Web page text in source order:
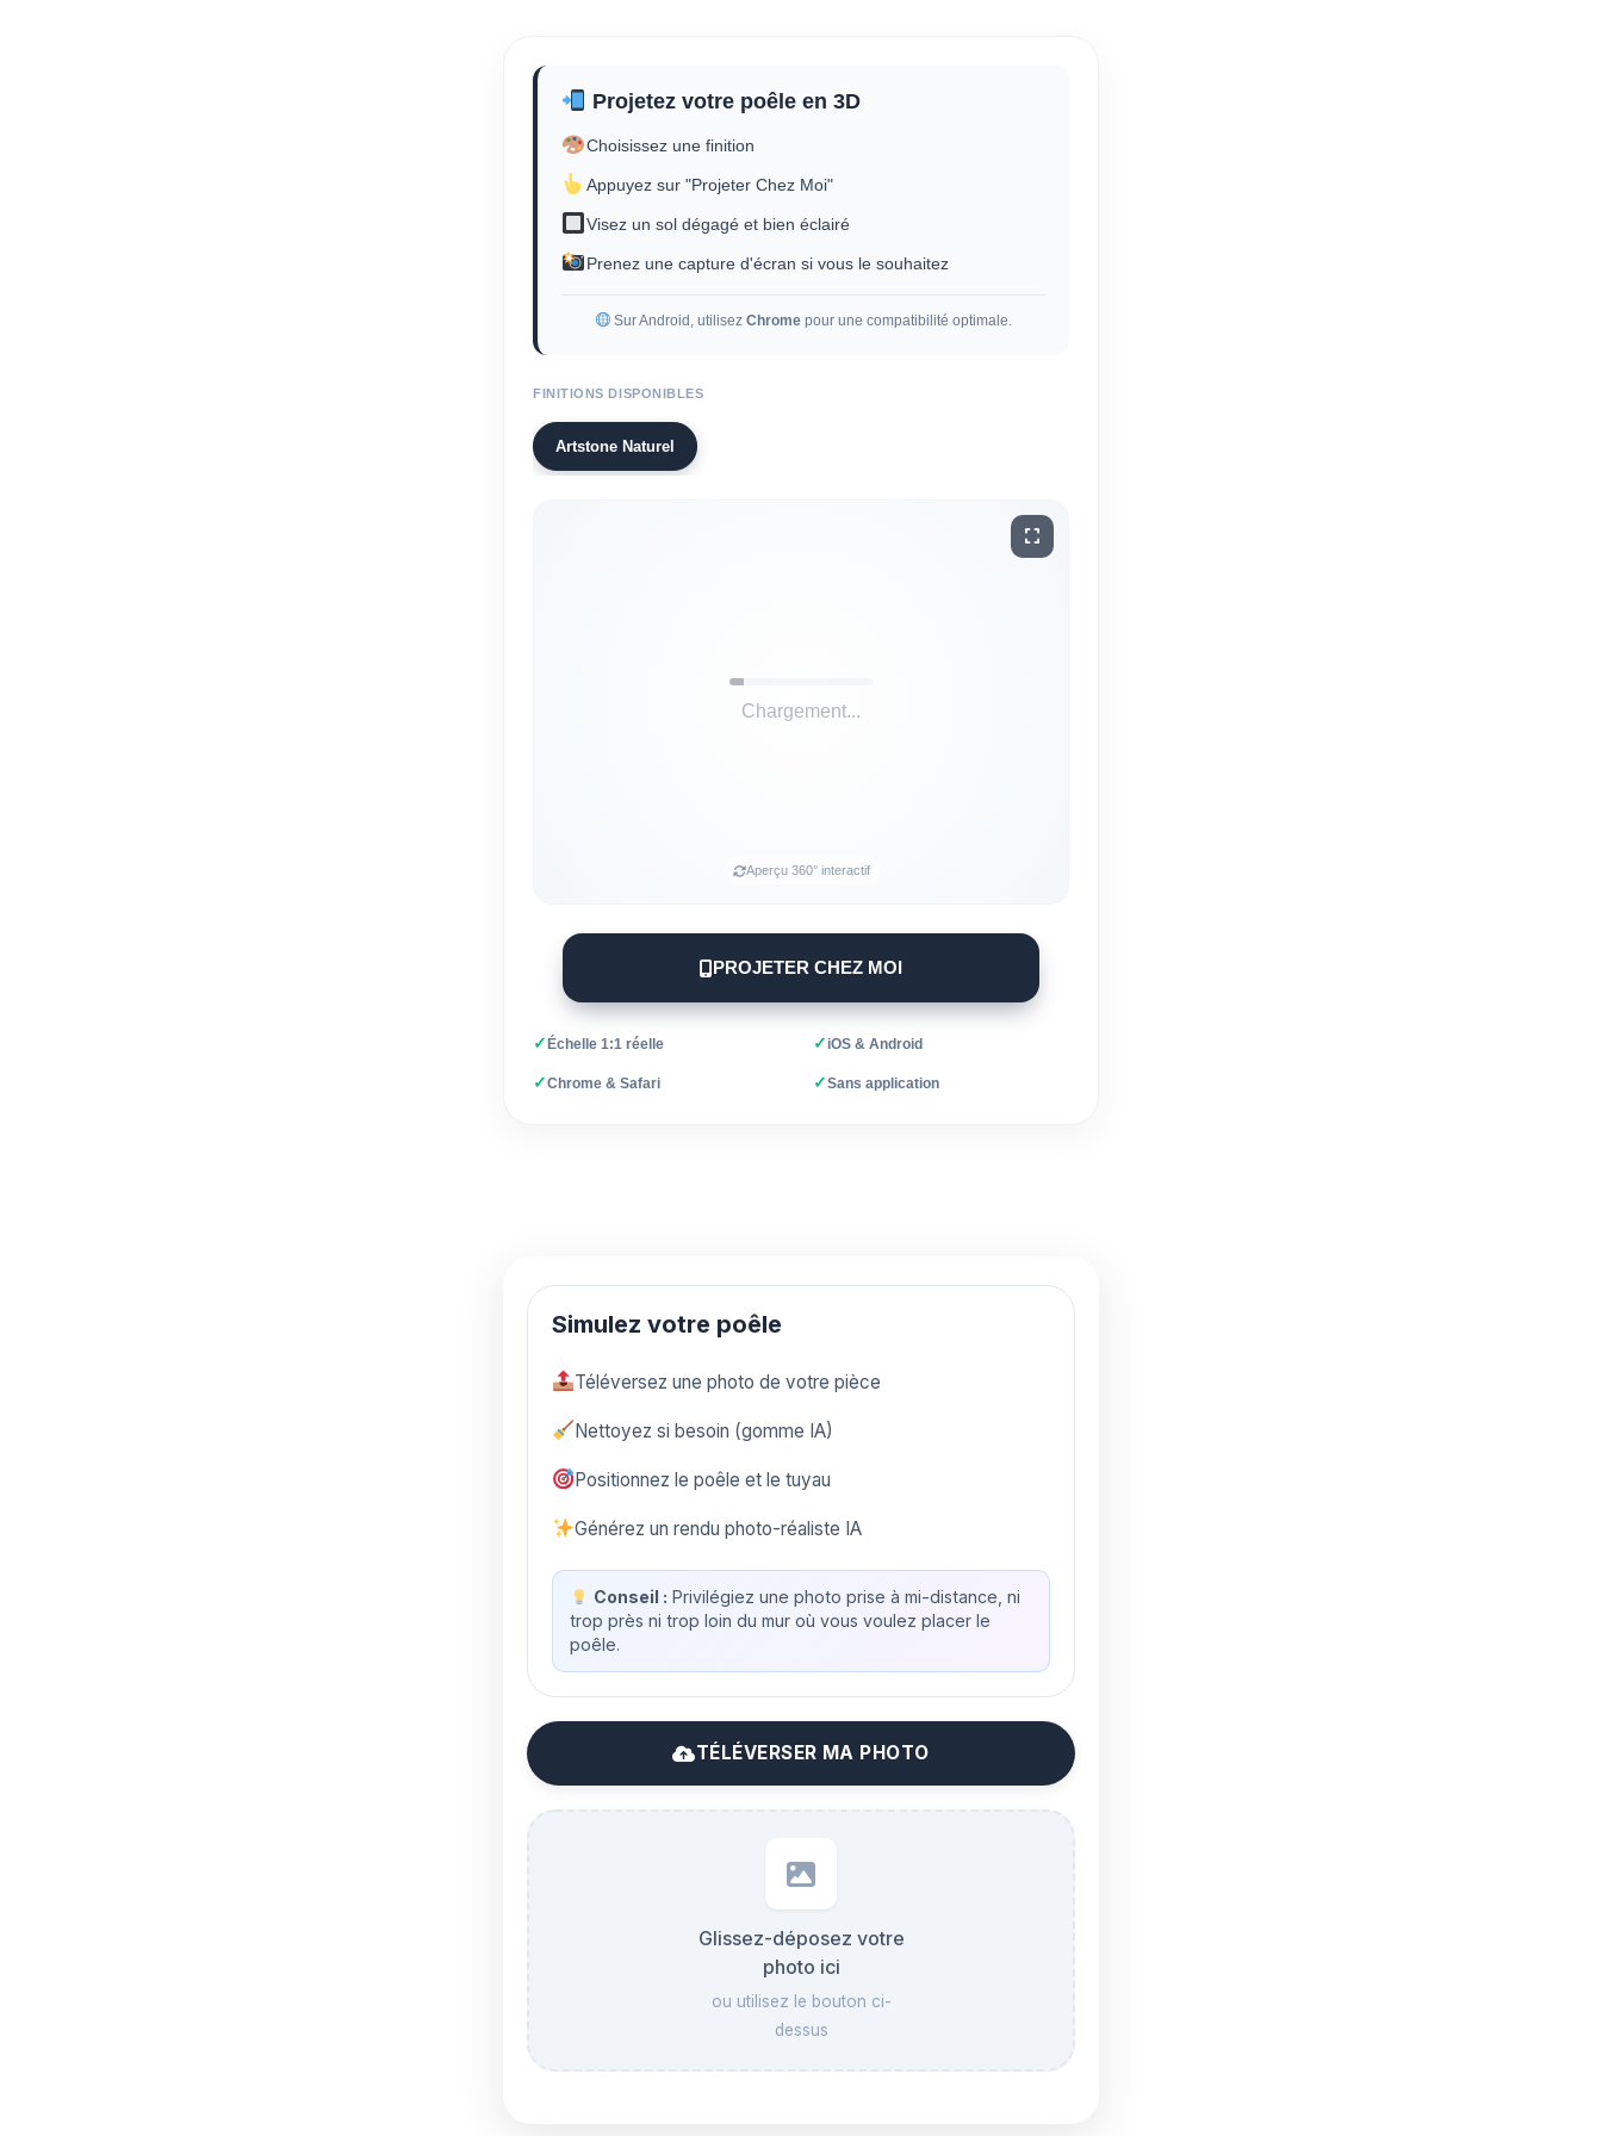
Projetez votre poêle en 3D
Choisissez une finition
Appuyez sur "Projeter Chez Moi"
Visez un sol dégagé et bien éclairé
Prenez une capture d'écran si vous le souhaitez
Sur Android, utilisezChrome pour une compatibilité optimale.
FINITIONS DISPONIBLES
Artstone Naturel
Aperçu 360° interactif
PROJETER CHEZ MOI
✓Échelle 1:1 réelle ✓iOS & Android
✓Chrome & Safari ✓Sans application
Simulez votre poêle
Téléversez une photo de votre pièce
Nettoyez si besoin (gomme IA)
Positionnez le poêle et le tuyau
Générez un rendu photo-réaliste IA
Conseil : Privilégiez une photo prise à mi-distance, ni
trop près ni trop loin du mur où vous voulez placer le
poêle.
TÉLÉVERSER MA PHOTO
Glissez-déposez votre
photo ici
ou utilisez le bouton ci-
dessus